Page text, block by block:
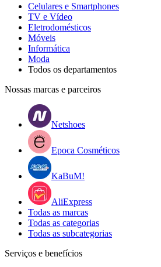
Celulares e Smartphones
TV e Vídeo
Eletrodomésticos
Móveis
Informática
Moda
Todos os departamentos
Nossas marcas e parceiros
Netshoes
Epoca Cosméticos
KaBuM!
AliExpress
Todas as marcas
Todas as categorias
Todas as subcategorias
Serviços e benefícios